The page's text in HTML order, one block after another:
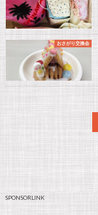
おさがり交換会
SPONSORLINK